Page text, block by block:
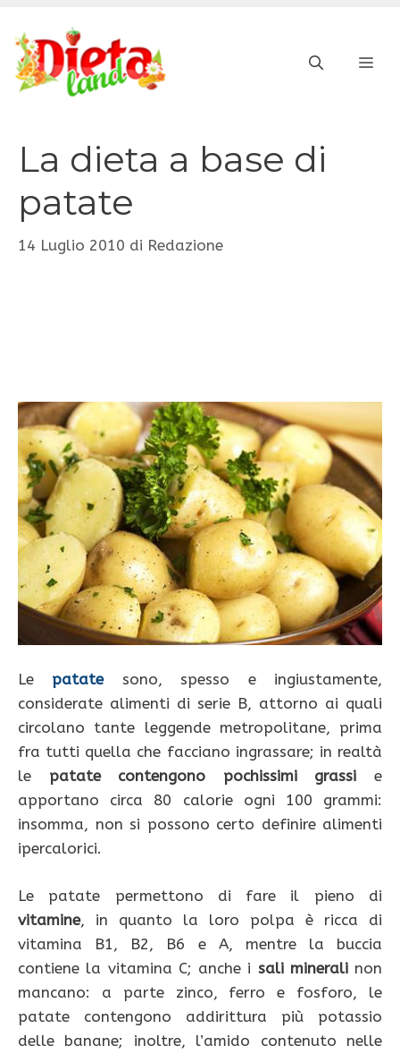
contenuto
La dieta a base di
patate
14 Luglio 2010 di Redazione
Le patatesono, spesso e ingiustamente,
considerate alimenti di serie B, attorno ai quali
circolano tante leggende metropolitane, prima
fra tutti quella che facciano ingrassare; in realtà
le patate contengono pochissimi grassi e
apportano circa 80 calorie ogni 100 grammi:
insomma, non si possono certo definire alimenti
ipercalorici.
Le patate permettono di fare il pieno di
vitamine, in quanto la loro polpa è ricca di
vitamina B1, B2, B6 e A, mentre la buccia
contiene la vitamina C; anche i sali mineralinon
mancano: a parte zinco, ferro e fosforo, le
patate contengono addirittura più potassio
delle banane; inoltre, l’amido contenuto nelle